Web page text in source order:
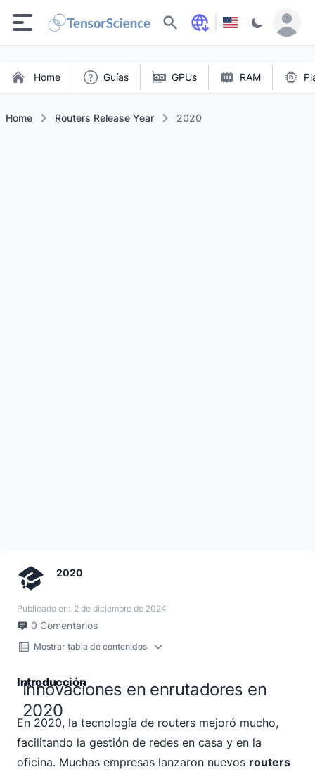
Buscar
Home Guías GPUs RAM
Home Routers Release Year 2020
2020
Publicado en: 2 de diciembre de 2024
0 Comentarios
Mostrar tabla de contenidos
Introducción
Innovaciones en enrutadores en
2020
En 2020, la tecnología de routers mejoró mucho,
facilitando la gestión de redes en casa y en la
oficina. Muchas empresas lanzaron nuevos routers